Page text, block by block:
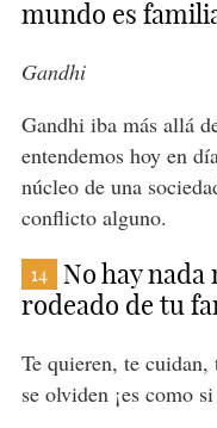
mundo es
Gandhi
Gandhi iba más allá
entendemos hoy en
núcleo de una
conflicto alguno.
14
No hay
rodeado de tu
Te quieren, te
se olviden ¡es como